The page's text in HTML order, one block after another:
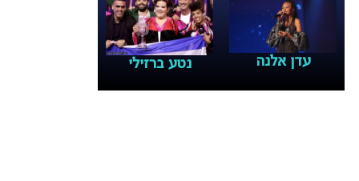
עדן אלנה נטע ברזילי